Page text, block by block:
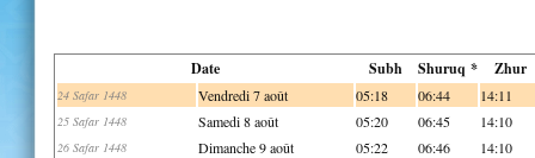
Date Subh Shuruq * Zhur
24 Safar 1448 Vendredi 7 août 05:18 06:44 14:11
25 Safar 1448 Samedi 8 août 05:20 06:45 14:10
26 Safar 1448 Dimanche 9 août 05:22 06:46 14:10